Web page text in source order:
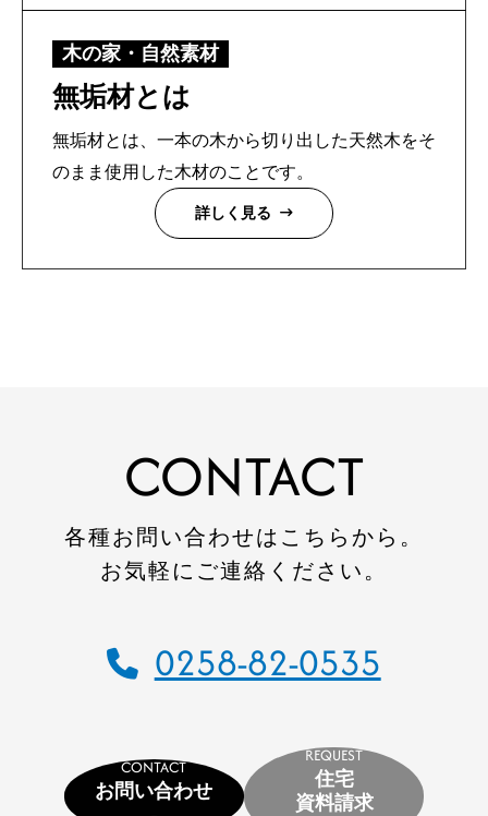
住宅
注文住宅
リフォーム
環境事業
住宅施工事例
環境事業施工事例
会社案内
SDGs
インターンシップのご案内
お問い合わせ
木の家・自然素材
無垢材とは
無垢材とは、一本の木から切り出した天然木をそ
のまま使用した木材のことです。
詳しく見る
CONTACT
各種お問い合わせはこちらから。
お気軽にご連絡ください。
0258-82-0535
CONTACT
お問い合わせ
REQUEST
住宅
資料請求